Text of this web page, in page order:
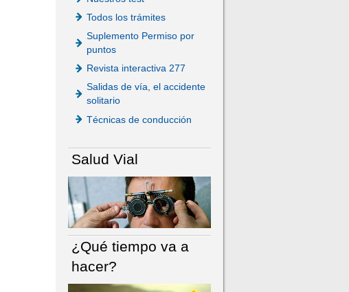
Todos los trámites
Suplemento Permiso por
puntos
Revista interactiva 277
Salidas de vía, el accidente
solitario
Técnicas de conducción
Salud Vial
¿Qué tiempo va a
hacer?